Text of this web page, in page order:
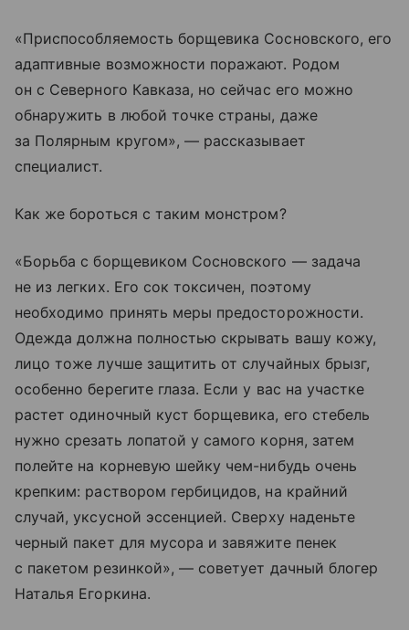
«Приспособляемость борщевика Сосновского, его
адаптивные возможности поражают. Родом
он с Северного Кавказа, но сейчас его можно
обнаружить в любой точке страны, даже
за Полярным кругом», — рассказывает
специалист.
Как же бороться с таким монстром?
«Борьба с борщевиком Сосновского — задача
не из легких. Его сок токсичен, поэтому
необходимо принять меры предосторожности.
Одежда должна полностью скрывать вашу кожу,
лицо тоже лучше защитить от случайных брызг,
особенно берегите глаза. Если у вас на участке
растет одиночный куст борщевика, его стебель
нужно срезать лопатой у самого корня, затем
полейте на корневую шейку чем-нибудь очень
крепким: раствором гербицидов, на крайний
случай, уксусной эссенцией. Сверху наденьте
черный пакет для мусора и завяжите пенек
с пакетом резинкой», — советует дачный блогер
Наталья Егоркина.